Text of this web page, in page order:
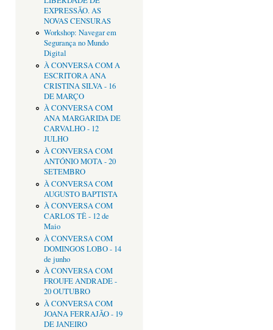
EXPRESSÃO. AS
NOVAS CENSURAS
Workshop: Navegar em
Segurança no Mundo
Digital
À CONVERSA COM A
ESCRITORA ANA
CRISTINA SILVA - 16
DE MARÇO
À CONVERSA COM
ANA MARGARIDA DE
CARVALHO - 12
JULHO
À CONVERSA COM
ANTÓNIO MOTA - 20
SETEMBRO
À CONVERSA COM
AUGUSTO BAPTISTA
À CONVERSA COM
CARLOS TÊ - 12 de
Maio
À CONVERSA COM
DOMINGOS LOBO - 14
de junho
À CONVERSA COM
FROUFE ANDRADE -
20 OUTUBRO
À CONVERSA COM
JOANA FERRAJÃO - 19
DE JANEIRO